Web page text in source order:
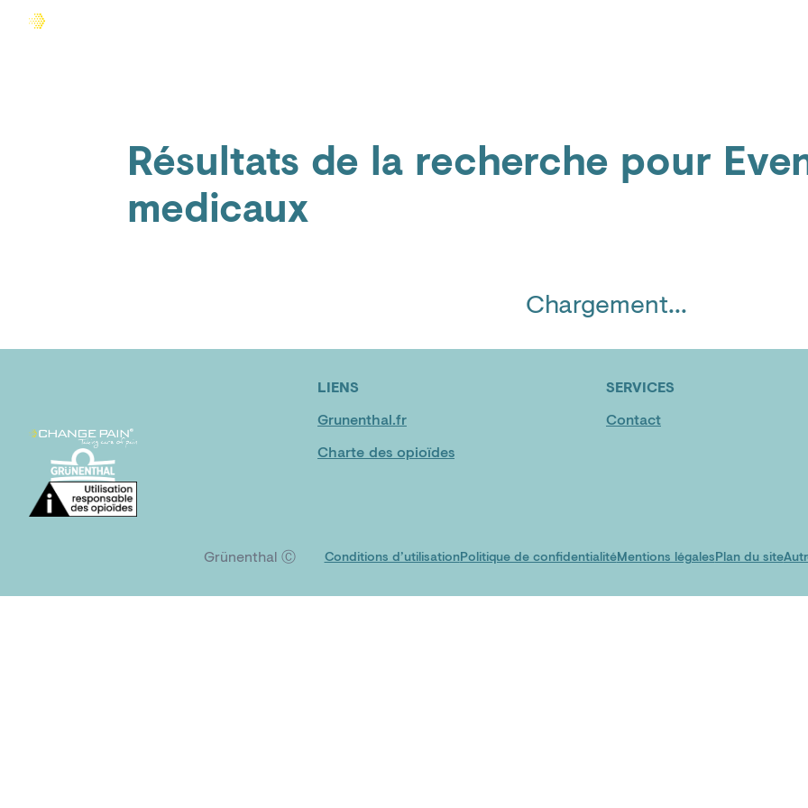
Résultats de la recherche pour
medicaux
Chargement...
LIENS
Grunenthal.fr
Charte des opioïdes
SERVICES
Contact
Grünenthal Ⓒ Conditions d’utilisationPolitique de confidentialitéMentions légalesPlan du site